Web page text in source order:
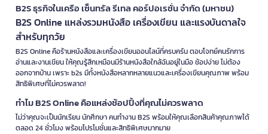
B2S ธุรกิจในเครือ เซ็นทรัล รีเทล คอร์ปอเรชั่น จำกัด (มหาชน)
B2S Online แหล่งรวมหนังสือ เครื่องเขียน และแรงบันดาลใจ
สำหรับทุกวัย
B2S Online คือร้านหนังสือและเครื่องเขียนออนไลน์ที่ครบครัน ตอบโจทย์คนรักการ
อ่านและงานเขียน ให้คุณรู้สึกเหมือนมีร้านหนังสือใกล้ฉันอยู่ในมือ ช้อปง่าย ไม่ต้อง
ออกจากบ้าน เพราะ b2s มีทั้งหนังสือหลากหลายแนวและเครื่องเขียนคุณภาพ พร้อม
สิทธิพิเศษที่ไม่ควรพลาด!
ทำไม B2S Online คือแหล่งช้อปปิ้งที่คุณไม่ควรพลาด
ไม่ว่าคุณจะเป็นนักเรียน นักศึกษา คนทำงาน B2S พร้อมให้คุณเลือกสินค้าคุณภาพได้
ตลอด 24 ชั่วโมง พร้อมโปรโมชั่นและสิทธิพิเศษมากมาย